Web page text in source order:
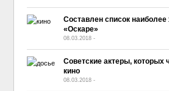
Составлен список
«Оскаре»
08.03.2018 -
Советские актеры, которых
кино
08.03.2018 -